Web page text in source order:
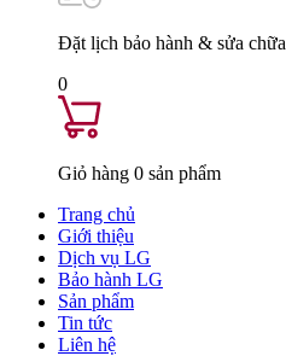
Đặt lịch bảo hành & sửa chữa
0
Giỏ hàng 0 sản phẩm
Trang chủ
Giới thiệu
Dịch vụ LG
Bảo hành LG
Sản phẩm
Tin tức
Liên hệ